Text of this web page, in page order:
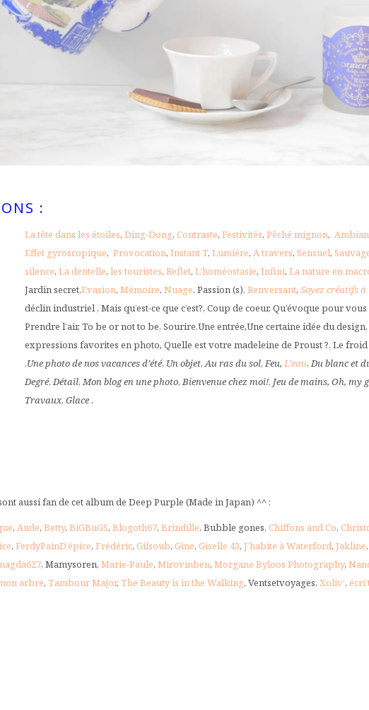
:
La tête dans les étoiles, Ding-Dong, Contraste, Festivités, Pêché mignon,
Effet gyroscopique, Provocation, Instant T, Lumière, A travers, Sensuel,
silence, La dentelle, les touristes, Reflet, L’homéostasie, Infini, La nature en
Jardin secret,Evasion, Mémoire, Nuage, Passion (s), Renversant, Soyez créatifs
déclin industriel , Mais qu’est-ce que c’est?, Coup de coeur, Qu’évoque pour
Prendre l’air, To be or not to be, Sourire,Une entrée,Une certaine idée du design,
expressions favorites en photo, Quelle est votre madeleine de Proust ?, Le
,Une photo de nos vacances d’été, Un objet,Au ras du sol,Feu, L‘eau,Du blanc et
Degré,Détail,Mon blog en une photo,Bienvenue chez moi!, Jeu de mains, Oh, my
Travaux, Glace .
aussi fan de cet album de Deep Purple (Made in Japan) ^^ :
, Aude, Betty, BiGBuGS, Blogoth67, Brindille, Bubble gones, Chiffons and Co,
, FerdyPainD’épice, Frédéric, Gilsoub, Gine, Giselle 43, J’habite à Waterford, Jakline,
, Mamysoren, Marie-Paule, Mirovinben, Morgane Byloos Photography,
arbre, Tambour Major, The Beauty is in the Walking, Ventsetvoyages, Xoliv’,